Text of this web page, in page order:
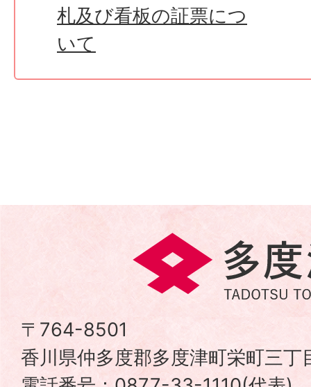
札及び看板の証票につ
いて
多
度
町
〒764-8501
香川県仲多度郡多度津町栄町三